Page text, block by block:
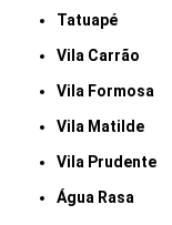
Tatuapé
Vila Carrão
Vila Formosa
Vila Matilde
Vila Prudente
Água Rasa